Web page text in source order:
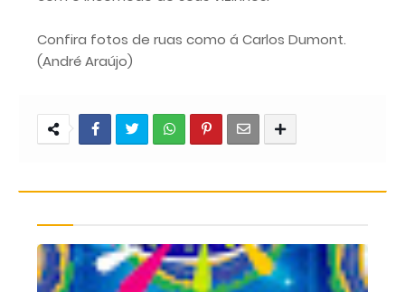
Confira fotos de ruas como á Carlos Dumont.
(André Araújo)